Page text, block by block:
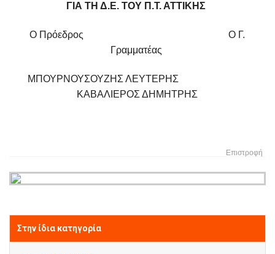
ΓΙΑ ΤΗ Δ.Ε. ΤΟΥ Π.Τ. ΑΤΤΙΚΗΣ
Ο Πρόεδρος Ο Γ.
Γραμματέας
ΜΠΟΥΡΝΟΥΣΟΥΖΗΣ ΛΕΥΤΕΡΗΣ
ΚΑΒΑΛΙΕΡΟΣ ΔΗΜΗΤΡΗΣ
Επιστροφή
Στην ίδια κατηγορία